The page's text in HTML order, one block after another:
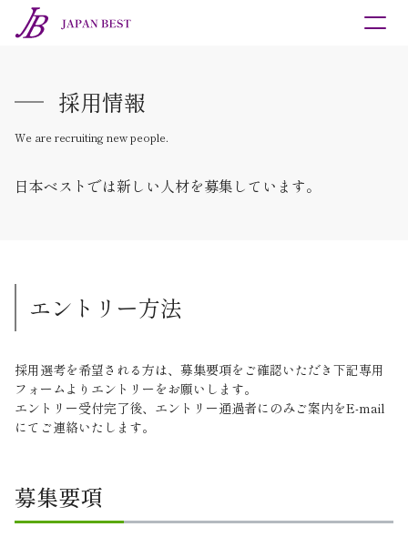
採用情報
We are recruiting new people.
日本ベストでは新しい人材を募集しています。
エントリー方法
採用選考を希望される方は、募集要項をご確認いただき下記専用
フォームよりエントリーをお願いします。
エントリー受付完了後、エントリー通過者にのみご案内をE-mail
にてご連絡いたします。
募集要項